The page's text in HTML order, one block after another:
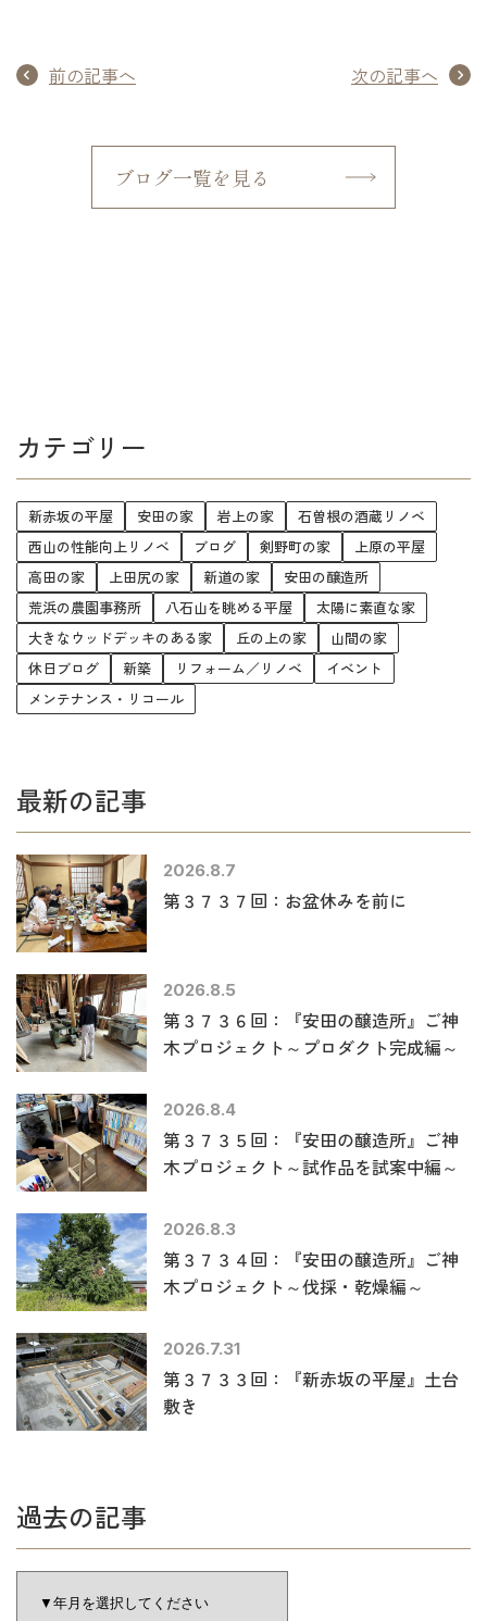
前の記事へ 次の記事へ
ブログ一覧を見る
カテゴリー
新赤坂の平屋 安田の家 岩上の家
石曽根の酒蔵リノベ
西山の性能向上リノベ
ブログ 剣野町の家
上原の平屋
高田の家
上田尻の家 新道の家
安田の醸造所
荒浜の農園事務所
八石山を眺める平屋
太陽に素直な家
大きなウッドデッキのある家
丘の上の家
山間の家
休日ブログ
新築 リフォーム／リノベ
イベント
メンテナンス・リコール
最新の記事
2026.8.7
第３７３７回：お盆休みを前に
2026.8.5
第３７３６回：『安田の醸造所』ご神
木プロジェクト～プロダクト完成編～
2026.8.4
第３７３５回：『安田の醸造所』ご神
木プロジェクト～試作品を試案中編～
2026.8.3
第３７３４回：『安田の醸造所』ご神
木プロジェクト～伐採・乾燥編～
2026.7.31
第３７３３回：『新赤坂の平屋』土台
敷き
過去の記事